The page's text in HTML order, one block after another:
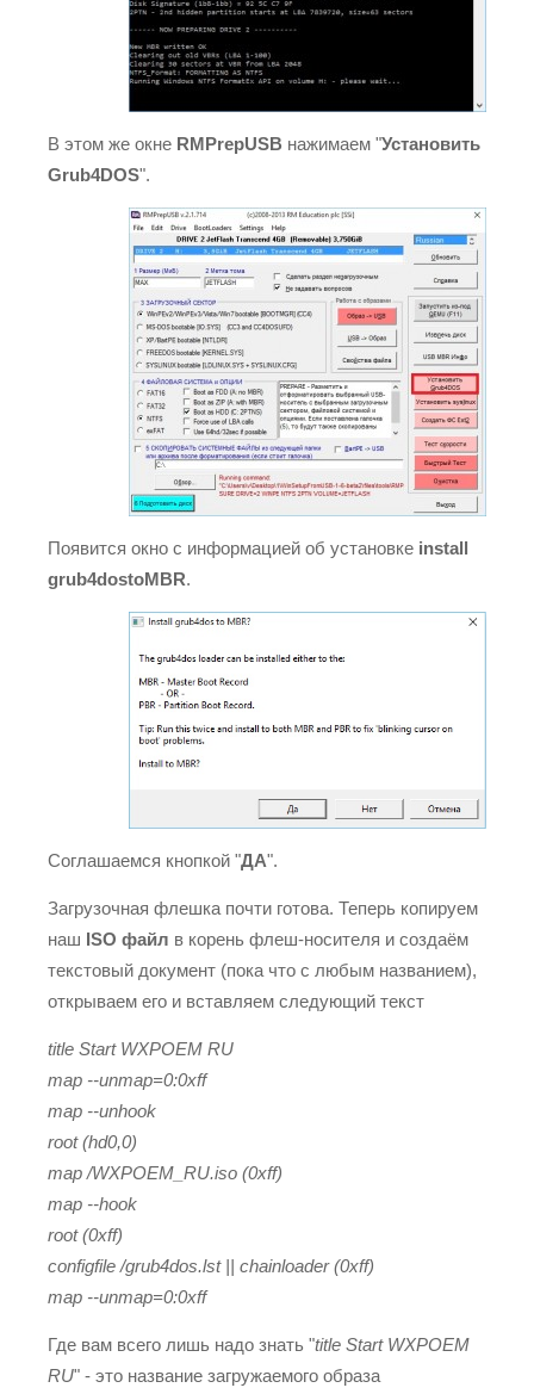
В этом же окне RMPrepUSB нажимаем "Установить
Grub4DOS".
Появится окно с информацией об установке install
grub4dostoMBR.
Соглашаемся кнопкой "ДА".
Загрузочная флешка почти готова. Теперь копируем
наш ISO файл в корень флеш-носителя и создаём
текстовый документ (пока что с любым названием),
открываем его и вставляем следующий текст
title Start WXPOEM RU
map --unmap=0:0xff
map --unhook
root (hd0,0)
map /WXPOEM_RU.iso (0xff)
map --hook
root (0xff)
configfile /grub4dos.lst || chainloader (0xff)
map --unmap=0:0xff
Где вам всего лишь надо знать "title Start WXPOEM
RU" - это название загружаемого образа